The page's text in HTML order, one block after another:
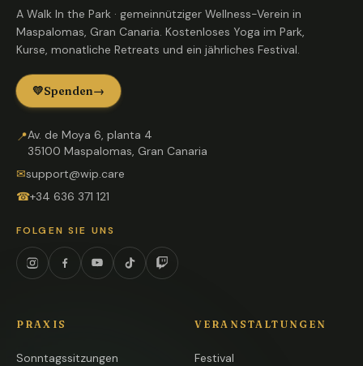
A Walk In the Park · gemeinnütziger Wellness-Verein in
Maspalomas, Gran Canaria. Kostenloses Yoga im Park,
Kurse, monatliche Retreats und ein jährliches Festival.
💛Spenden→
📍Av. de Moya 6, planta 4
35100 Maspalomas, Gran Canaria
✉support@wip.care
☎+34 636 371 121
FOLGEN SIE UNS
InstagramFacebookYouTubeTikTokTwitch
PRAXIS
Sonntagssitzungen
VERANSTALTUNGEN
Festival